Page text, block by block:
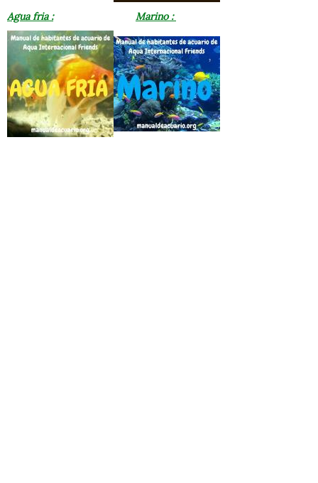
Agua fria : Marino :